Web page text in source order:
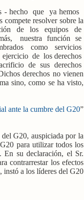
- hecho que
ya hemos
compete resolver sobre la
de los equipos
de
nuestra función
se
como
servicios
ejercicio de los derechos
de sus derechos
derechos no vienen
sino, como se ha visto,
ante la cumbre del G20”
G20, auspiciada por la
para utilizar todos los
En su declaración, el Sr.
contrarrestar los efectos
instó a los líderes del G20